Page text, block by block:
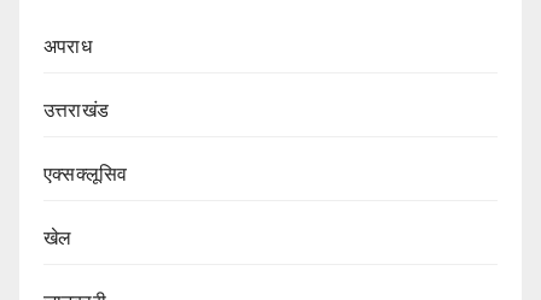
अपराध
उत्तराखंड
एक्सक्लूसिव
खेल